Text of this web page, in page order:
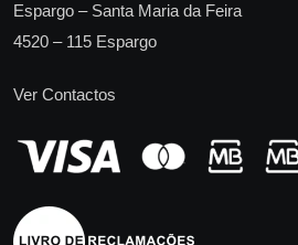
Espargo – Santa Maria da Feira
4520 – 115 Espargo
Ver Contactos